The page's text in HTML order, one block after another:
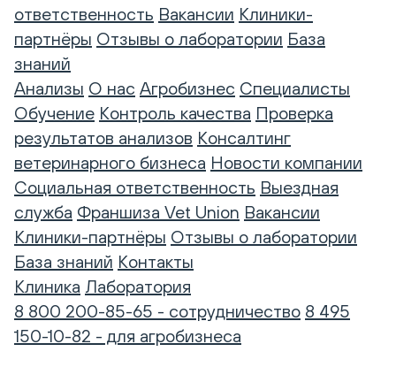
ответственность Вакансии Клиники-
партнёры Отзывы о лаборатории База
знаний
Анализы О нас Агробизнес Специалисты
Обучение Контроль качества Проверка
результатов анализов Консалтинг
ветеринарного бизнеса Новости компании
Социальная ответственность Выездная
служба Франшиза Vet Union Вакансии
Клиники-партнёры Отзывы о лаборатории
База знаний Контакты
Клиника Лаборатория
8 800 200-85-65 - сотрудничество 8 495
150-10-82 - для агробизнеса